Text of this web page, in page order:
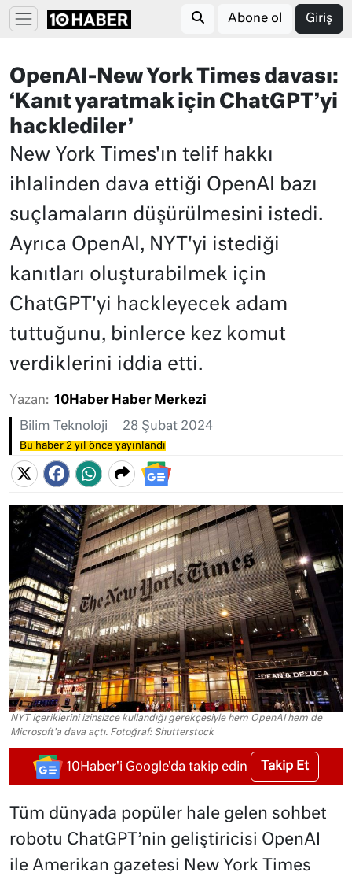
Abone ol Giriş
OpenAI-New York Times davası:
‘Kanıt yaratmak için ChatGPT’yi
hacklediler’
New York Times'ın telif hakkı
ihlalinden dava ettiği OpenAI bazı
suçlamaların düşürülmesini istedi.
Ayrıca OpenAI, NYT'yi istediği
kanıtları oluşturabilmek için
ChatGPT'yi hackleyecek adam
tuttuğunu, binlerce kez komut
verdiklerini iddia etti.
Yazan: 10Haber Haber Merkezi
Bilim Teknoloji 28 Şubat 2024
Bu haber 2 yıl önce yayınlandı
NYT içeriklerini izinsizce kullandığı gerekçesiyle hem OpenAI hem de
Microsoft'a dava açtı. Fotoğraf: Shutterstock
10Haber'i Google'da takip edin Takip Et
Tüm dünyada popüler hale gelen sohbet
robotu ChatGPT’nin geliştiricisi OpenAI
ile Amerikan gazetesi New York Times